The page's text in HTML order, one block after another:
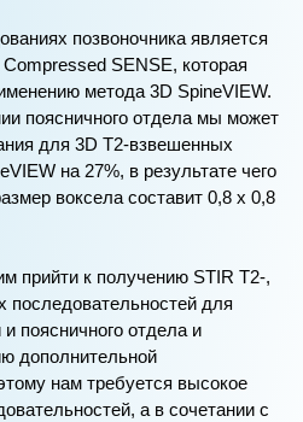
позвоночника является
SENSE, которая
метода 3D SpineVIEW.
поясничного отдела мы может
для 3D T2-взвешенных
на 27%, в результате чего
воксела составит 0,8 x 0,8
прийти к получению STIR T2-,
последовательностей для
поясничного отдела и
дополнительной
нам требуется высокое
а в сочетании с